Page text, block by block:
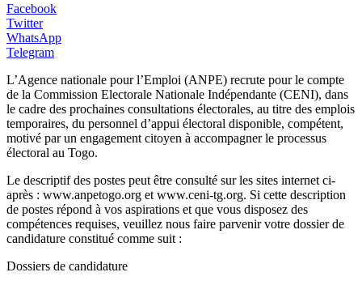
Facebook
Twitter
WhatsApp
Telegram
L’Agence nationale pour l’Emploi (ANPE) recrute pour le compte
de la Commission Electorale Nationale Indépendante (CENI), dans
le cadre des prochaines consultations électorales, au titre des emplois
temporaires, du personnel d’appui électoral disponible, compétent,
motivé par un engagement citoyen à accompagner le processus
électoral au Togo.
Le descriptif des postes peut être consulté sur les sites internet ci-
après : www.anpetogo.org et www.ceni-tg.org. Si cette description
de postes répond à vos aspirations et que vous disposez des
compétences requises, veuillez nous faire parvenir votre dossier de
candidature constitué comme suit :
Dossiers de candidature